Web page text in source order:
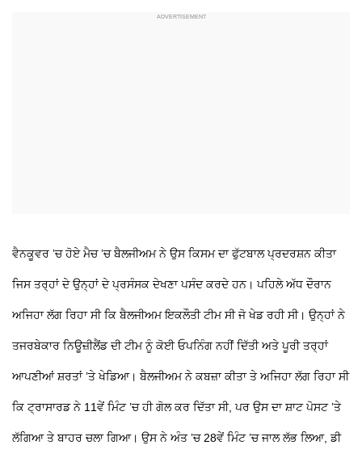
ਵੈਨਕੂਵਰ ’ਚ ਹੋਏ ਮੈਚ ’ਚ ਬੈਲਜੀਅਮ ਨੇ ਉਸ ਕਿਸਮ ਦਾ ਫੁੱਟਬਾਲ ਪ੍ਰਦਰਸ਼ਨ ਕੀਤਾ
ਜਿਸ ਤਰ੍ਹਾਂ ਦੇ ਉਨ੍ਹਾਂ ਦੇ ਪ੍ਰਸੰਸਕ ਦੇਖਣਾ ਪਸੰਦ ਕਰਦੇ ਹਨ। ਪਹਿਲੇ ਅੱਧ ਦੌਰਾਨ
ਅਜਿਹਾ ਲੱਗ ਰਿਹਾ ਸੀ ਕਿ ਬੈਲਜੀਅਮ ਇਕਲੌਤੀ ਟੀਮ ਸੀ ਜੋ ਖੇਡ ਰਹੀ ਸੀ। ਉਨ੍ਹਾਂ ਨੇ
ਤਜਰਬੇਕਾਰ ਨਿਊਜ਼ੀਲੈਂਡ ਦੀ ਟੀਮ ਨੂੰ ਕੋਈ ਓਪਨਿੰਗ ਨਹੀਂ ਦਿੱਤੀ ਅਤੇ ਪੂਰੀ ਤਰ੍ਹਾਂ
ਆਪਣੀਆਂ ਸ਼ਰਤਾਂ ’ਤੇ ਖੇਡਿਆ। ਬੈਲਜੀਅਮ ਨੇ ਕਬਜ਼ਾ ਕੀਤਾ ਤੇ ਅਜਿਹਾ ਲੱਗ ਰਿਹਾ ਸੀ
ਕਿ ਟ੍ਰਾਸਾਰਡ ਨੇ 11ਵੇਂ ਮਿੰਟ ’ਚ ਹੀ ਗੋਲ ਕਰ ਦਿੱਤਾ ਸੀ, ਪਰ ਉਸ ਦਾ ਸ਼ਾਟ ਪੋਸਟ ’ਤੇ
ਲੱਗਿਆ ਤੇ ਬਾਹਰ ਚਲਾ ਗਿਆ। ਉਸ ਨੇ ਅੰਤ ’ਚ 28ਵੇਂ ਮਿੰਟ ’ਚ ਜਾਲ ਲੱਭ ਲਿਆ, ਡੀ